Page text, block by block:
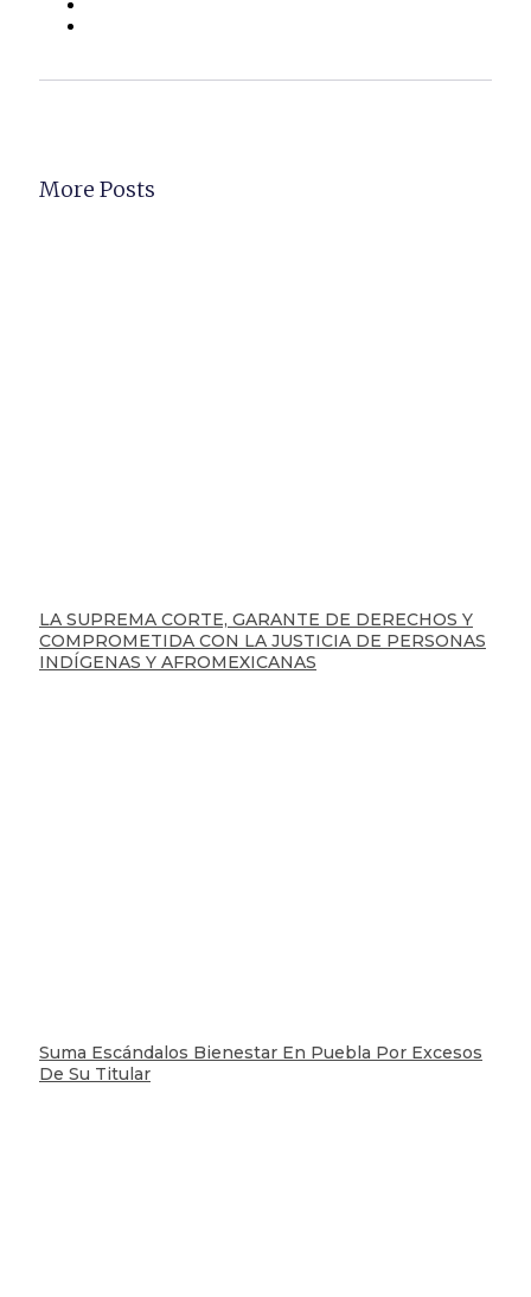
More Posts
LA SUPREMA CORTE, GARANTE DE DERECHOS Y
COMPROMETIDA CON LA JUSTICIA DE PERSONAS
INDÍGENAS Y AFROMEXICANAS
Suma Escándalos Bienestar En Puebla Por Excesos
De Su Titular